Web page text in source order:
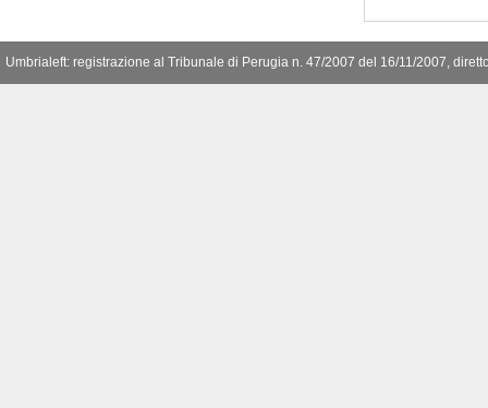
Umbrialeft: registrazione al Tribunale di Perugia n. 47/2007 del 16/11/2007,